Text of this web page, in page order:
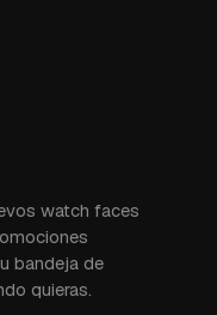
watch faces
bandeja de
quieras.